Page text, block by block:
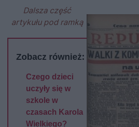
Dalsza część
artykułu pod ramką
Zobacz również:
Czego dzieci
uczyły się w
szkole w
czasach Karola
Wielkiego?